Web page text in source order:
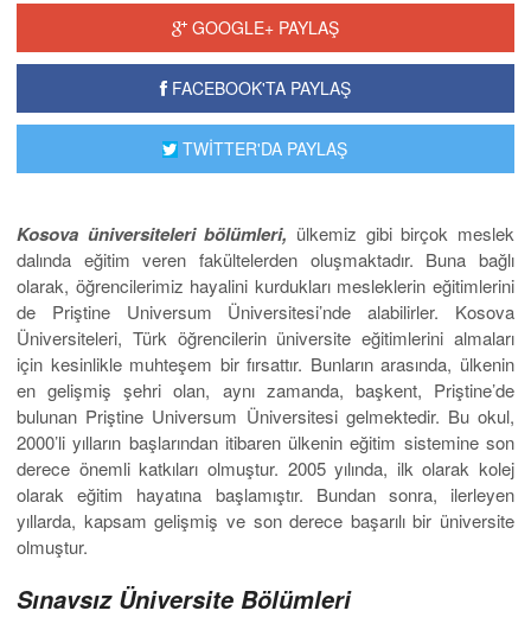
GOOGLE+ PAYLAŞ
FACEBOOK'TA PAYLAŞ
TWİTTER'DA PAYLAŞ
Kosova üniversiteleri bölümleri, ülkemiz gibi birçok meslek
dalında eğitim veren fakültelerden oluşmaktadır. Buna bağlı
olarak, öğrencilerimiz hayalini kurdukları mesleklerin eğitimlerini
de Priştine Universum Üniversitesi’nde alabilirler. Kosova
Üniversiteleri, Türk öğrencilerin üniversite eğitimlerini almaları
için kesinlikle muhteşem bir fırsattır. Bunların arasında, ülkenin
en gelişmiş şehri olan, aynı zamanda, başkent, Priştine’de
bulunan Priştine Universum Üniversitesi gelmektedir. Bu okul,
2000’li yılların başlarından itibaren ülkenin eğitim sistemine son
derece önemli katkıları olmuştur. 2005 yılında, ilk olarak kolej
olarak eğitim hayatına başlamıştır. Bundan sonra, ilerleyen
yıllarda, kapsam gelişmiş ve son derece başarılı bir üniversite
olmuştur.
Sınavsız Üniversite Bölümleri